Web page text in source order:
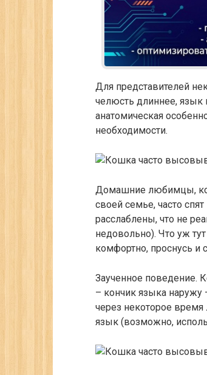
Для представителей
челюсть длиннее, язык
анатомическая
необходимости.
Домашние любимцы,
своей семье, часто
расслаблены, что не
недовольно). Что уж
комфортно, проснусь и
Заученное поведение.
– кончик языка
через некоторое
язык (возможно,